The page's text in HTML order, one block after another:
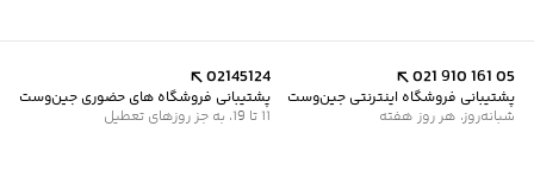
021 910 161 05
پشتیبانی فروشگاه اینترنتی جین‌وست
شبانه‌روز، هر روز هفته
02145124
پشتیبانی فروشگاه های حضوری جین‌وست
11 تا 19، به جز روزهای تعطیل